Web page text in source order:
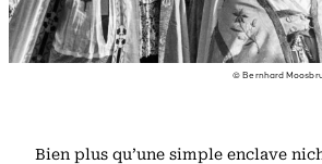
© Bernhard
Bien plus qu’une simple enclave